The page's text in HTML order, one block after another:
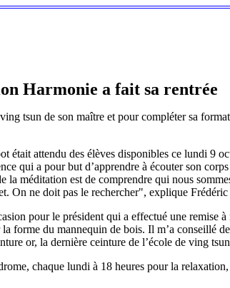
Harmonie a fait sa rentrée
tsun de son maître et pour compléter sa
était attendu des élèves disponibles ce lundi 9
qui a pour but d’apprendre à écouter son
méditation est de comprendre qui nous
On ne doit pas le rechercher", explique
pour le président qui a effectué une remise
forme du mannequin de bois. Il m’a conseillé
or, la dernière ceinture de l’école de ving
chaque lundi à 18 heures pour la